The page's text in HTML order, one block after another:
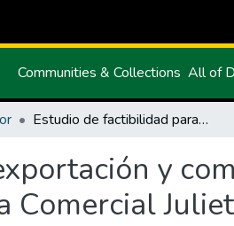
Communities & Collections All of
Estudio de factibilidad para la exportación y comercialización de sábanas y cobijas de la empresa Comercial Julieth en mercados internacionales
y
Comercial